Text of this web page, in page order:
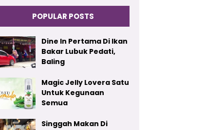
POPULAR POSTS
Dine In Pertama Di Ikan
Bakar Lubuk Pedati,
Baling
Magic Jelly Lovera Satu
Untuk Kegunaan
Semua
Singgah Makan Di